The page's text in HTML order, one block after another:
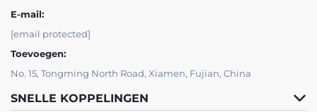
E-mail:
[email protected]
Toevoegen:
No. 15, Tongming North Road, Xiamen, Fujian, China
SNELLE KOPPELINGEN